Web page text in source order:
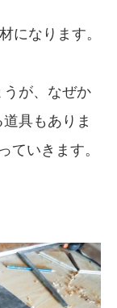
になります。
うが、なぜか
具もありま
ていきます。